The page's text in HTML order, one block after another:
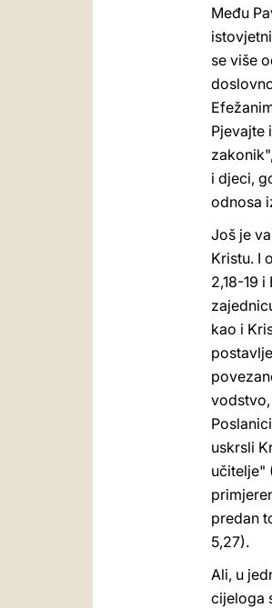
Među
se više
Pjevajte
i djeci,
odnosa
Još je
Kristu. I
2,18-19
kao i
uskrsli
učitelje"
predan
5,27).
Ali, u
cijeloga